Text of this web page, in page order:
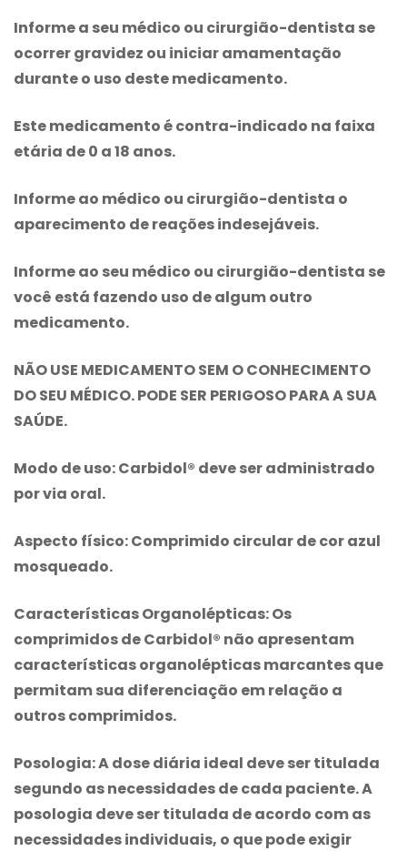
Informe a seu médico ou cirurgião-dentista se
ocorrer gravidez ou iniciar amamentação
durante o uso deste medicamento.
Este medicamento é contra-indicado na faixa
etária de 0 a 18 anos.
Informe ao médico ou cirurgião-dentista o
aparecimento de reações indesejáveis.
Informe ao seu médico ou cirurgião-dentista se
você está fazendo uso de algum outro
medicamento.
NÃO USE MEDICAMENTO SEM O CONHECIMENTO
DO SEU MÉDICO. PODE SER PERIGOSO PARA A SUA
SAÚDE.
Modo de uso:Carbidol® deve ser administrado
por via oral.
Aspecto físico:Comprimido circular de cor azul
mosqueado.
Características Organolépticas:Os
comprimidos de Carbidol® não apresentam
características organolépticas marcantes que
permitam sua diferenciação em relação a
outros comprimidos.
Posologia:A dose diária ideal deve ser titulada
segundo as necessidades de cada paciente. A
posologia deve ser titulada de acordo com as
necessidades individuais, o que pode exigir